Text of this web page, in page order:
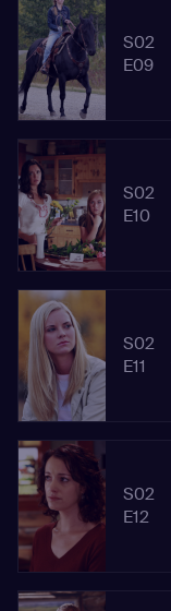
S02
E09
S02
E10
S02
E11
S02
E12